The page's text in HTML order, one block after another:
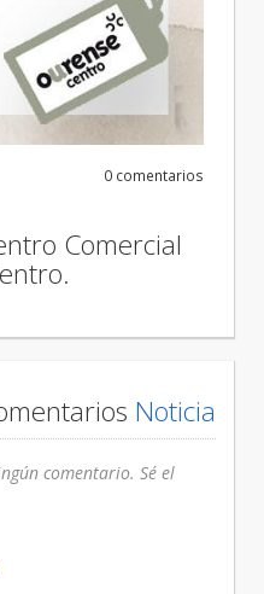
0 comentarios
Comercial
Noticia
comentario. Sé el